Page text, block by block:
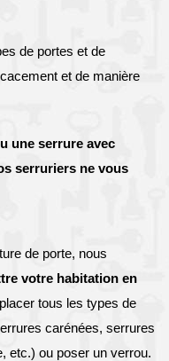
de portes et de
et de manière
une serrure avec
serruriers ne vous
de porte, nous
votre habitation en
tous les types de
carénées, serrures
etc.) ou poser un verrou.